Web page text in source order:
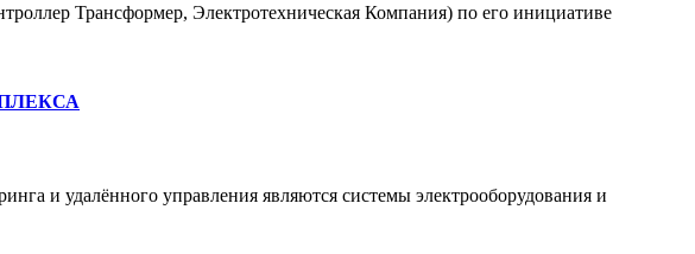
Трансформер, Электротехническая Компания) по его инициативе
и удалённого управления являются системы электрооборудования и